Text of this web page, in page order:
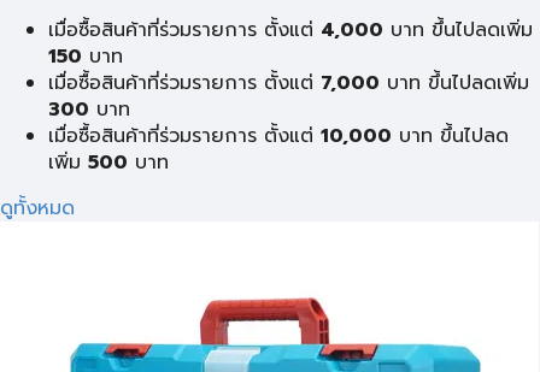
เมื่อซื้อสินค้าที่ร่วมรายการ ตั้งแต่ 4,000 บาท ขึ้นไปลดเพิ่ม
150 บาท
เมื่อซื้อสินค้าที่ร่วมรายการ ตั้งแต่ 7,000 บาท ขึ้นไปลดเพิ่ม
300 บาท
เมื่อซื้อสินค้าที่ร่วมรายการ ตั้งแต่ 10,000 บาท ขึ้นไปลด
เพิ่ม 500 บาท
ดูทั้งหมด